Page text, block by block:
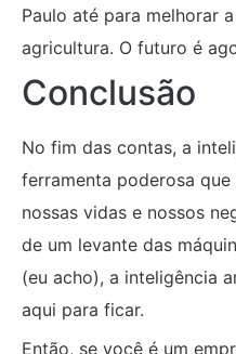
Paulo até para melhorar
agricultura. O futuro é
Conclusão
No fim das contas, a
ferramenta poderosa
nossas vidas e nossos
de um levante das
(eu acho), a inteligência
aqui para ficar.
Então, se você é um